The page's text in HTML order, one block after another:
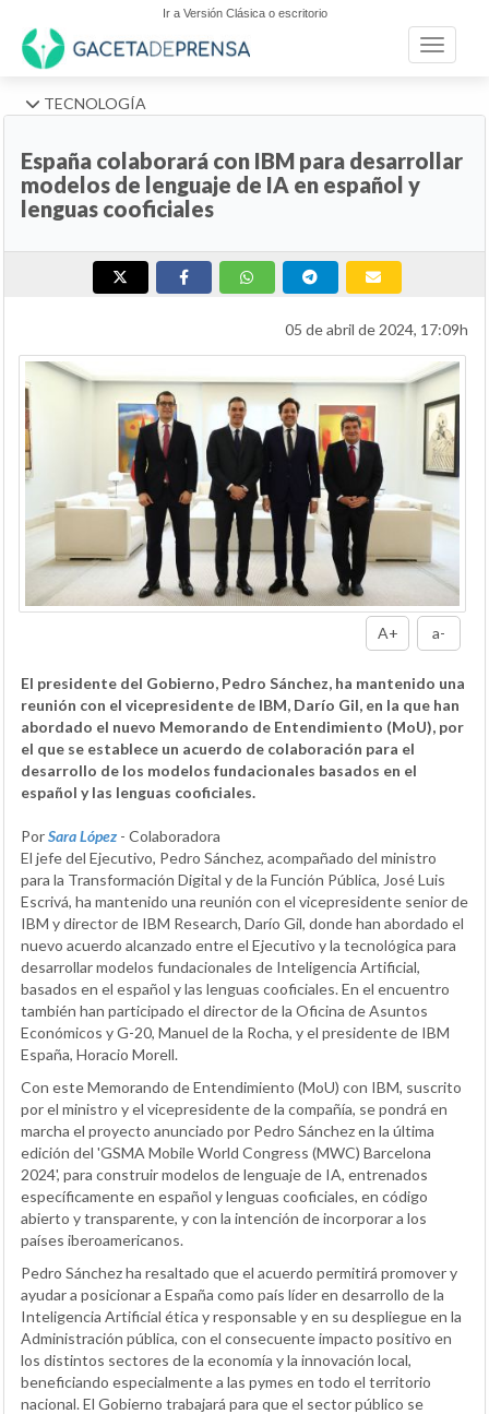
Ir a Versión Clásica o escritorio
Toggle
TECNOLOGÍA
España colaborará con IBM para desarrollar
modelos de lenguaje de IA en español y
lenguas cooficiales
05 de abril de 2024, 17:09h
A+ a-
El presidente del Gobierno, Pedro Sánchez, ha mantenido una
reunión con el vicepresidente de IBM, Darío Gil, en la que han
abordado el nuevo Memorando de Entendimiento (MoU), por
el que se establece un acuerdo de colaboración para el
desarrollo de los modelos fundacionales basados en el
español y las lenguas cooficiales.
PorSara López - Colaboradora
El jefe del Ejecutivo, Pedro Sánchez, acompañado del ministro
para la Transformación Digital y de la Función Pública, José Luis
Escrivá, ha mantenido una reunión con el vicepresidente senior de
IBM y director de IBM Research, Darío Gil, donde han abordado el
nuevo acuerdo alcanzado entre el Ejecutivo y la tecnológica para
desarrollar modelos fundacionales de Inteligencia Artificial,
basados en el español y las lenguas cooficiales. En el encuentro
también han participado el director de la Oficina de Asuntos
Económicos y G-20, Manuel de la Rocha, y el presidente de IBM
España, Horacio Morell.
Con este Memorando de Entendimiento (MoU) con IBM, suscrito
por el ministro y el vicepresidente de la compañía, se pondrá en
marcha el proyecto anunciado por Pedro Sánchez en la última
edición del 'GSMA Mobile World Congress (MWC) Barcelona
2024', para construir modelos de lenguaje de IA, entrenados
específicamente en español y lenguas cooficiales, en código
abierto y transparente, y con la intención de incorporar a los
países iberoamericanos.
Pedro Sánchez ha resaltado que el acuerdo permitirá promover y
ayudar a posicionar a España como país líder en desarrollo de la
Inteligencia Artificial ética y responsable y en su despliegue en la
Administración pública, con el consecuente impacto positivo en
los distintos sectores de la economía y la innovación local,
beneficiando especialmente a las pymes en todo el territorio
nacional. El Gobierno trabajará para que el sector público se